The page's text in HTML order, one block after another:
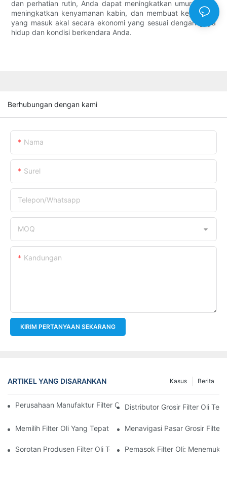
dan perhatian rutin, Anda dapat meningkatkan umur mesin,
meningkatkan kenyamanan kabin, dan membuat keputusan
yang masuk akal secara ekonomi yang sesuai dengan gaya
hidup dan kondisi berkendara Anda.
Berhubungan dengan kami
Nama
Surel
Telepon/whatsapp
MOQ
Kandungan
KIRIM PERTANYAAN SEKARANG
ARTIKEL YANG DISARANKAN Berita
Kasus
Perusahaan Manufaktur Filter Oli Teratas: Tinjauan
Distributor Grosir Filter Oli
Memilih Filter Oli Yang Tepat Untuk Model Kendaraan Anda:
Menavigasi Pasar Grosir Filter
Sorotan Produsen Filter Oli Terkemuka Dan Inovasi Mereka
Pemasok Filter Oli: